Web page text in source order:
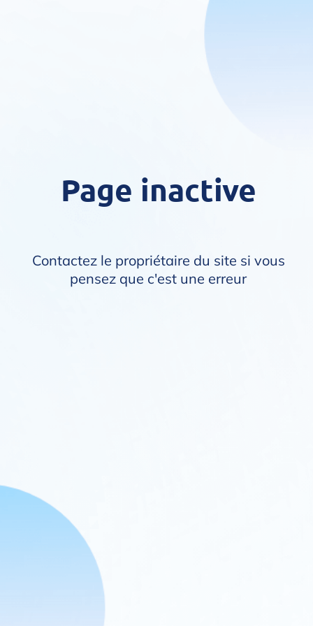
Page inactive
Contactez le propriétaire du site si vous
pensez que c'est une erreur